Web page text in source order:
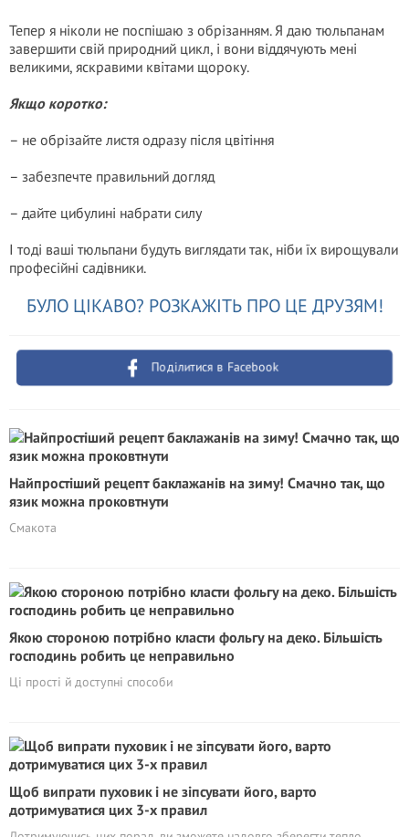
Тепер я ніколи не поспішаю з обрізанням. Я даю тюльпанам
завершити свій природний цикл, і вони віддячують мені
великими, яскравими квітами щороку.
Якщо коротко:
– не обрізайте листя одразу після цвітіння
– забезпечте правильний догляд
– дайте цибулині набрати силу
І тоді ваші тюльпани будуть виглядати так, ніби їх вирощували
професійні садівники.
БУЛО ЦІКАВО? РОЗКАЖІТЬ ПРО ЦЕ ДРУЗЯМ!
Поділитися в Facebook
Найпростіший рецепт баклажанів на зиму! Смачно так, що
язик можна проковтнути
Смакота
Якою стороною потрібно класти фольгу на деко. Більшість
господинь робить це неправильно
Ці прості й доступні способи
Щоб випрати пуховик і не зіпсувати його, варто
дотримуватися цих 3-х правил